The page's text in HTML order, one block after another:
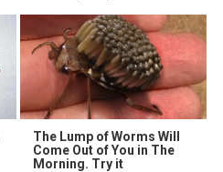
The Lump of Worms Will
Come Out of You in The
Morning. Try it